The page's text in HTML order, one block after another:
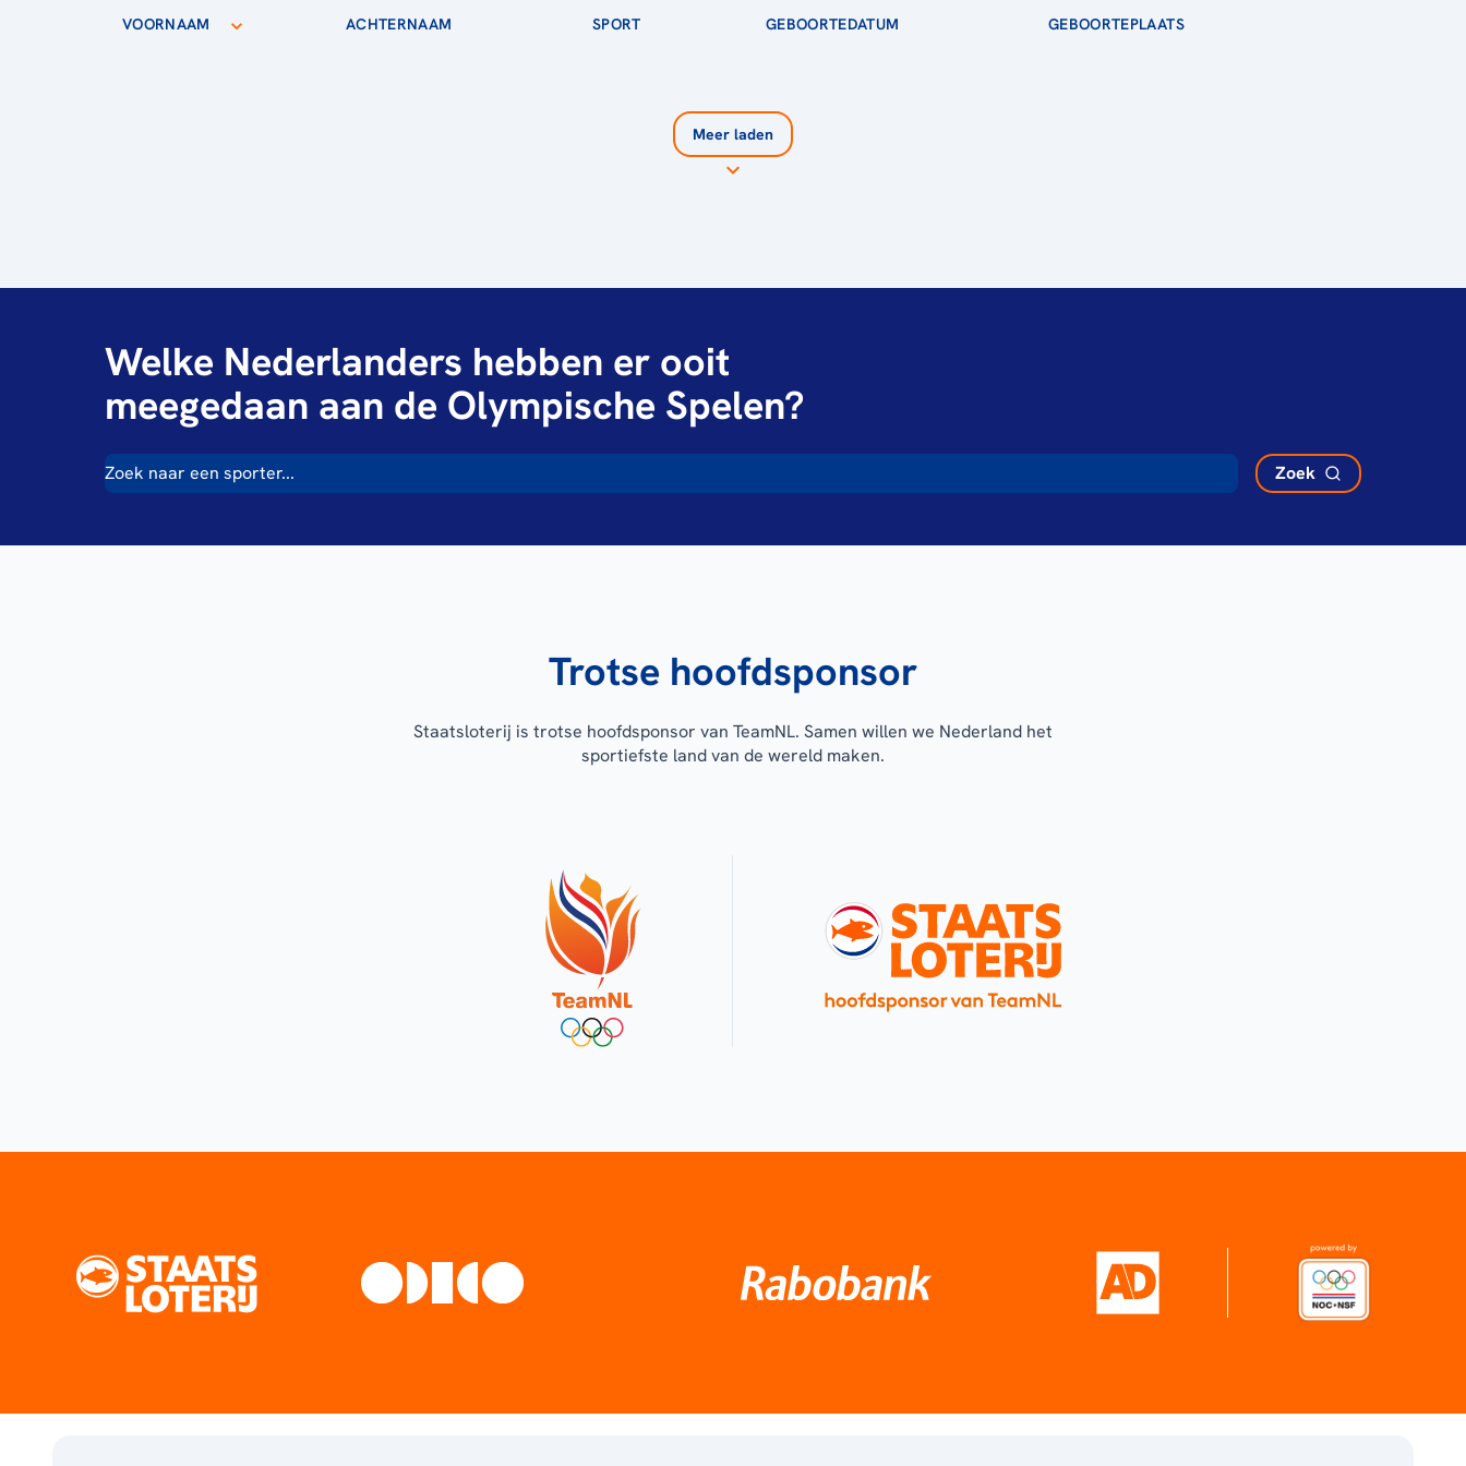
VOORNAAM ACHTERNAAM SPORT GEBOORTEDATUM GEBOORTEPLAATS
Meer laden
Welke Nederlanders hebben er ooit
meegedaan aan de Olympische Spelen?
Zoek
Trotse hoofdsponsor
Staatsloterij is trotse hoofdsponsor van TeamNL. Samen willen we Nederland het
sportiefste land van de wereld maken.